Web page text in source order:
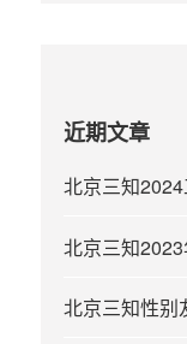
近期文章
北京三知
北京三知
北京三知性别